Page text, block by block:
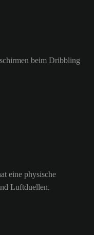
beim Dribbling
eine physische
Luftduellen.